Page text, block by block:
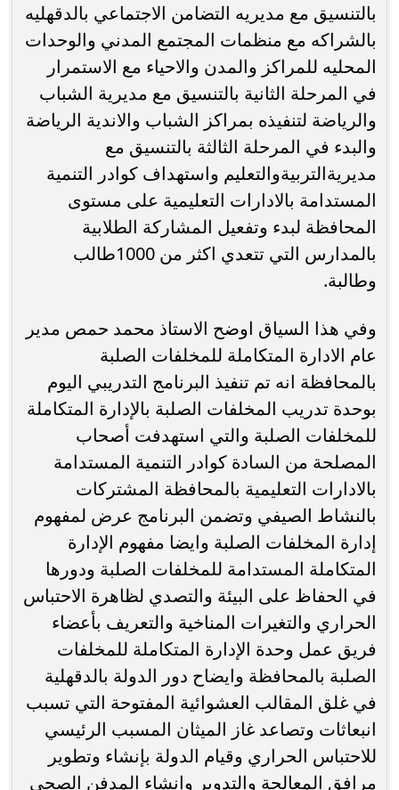
بالتنسيق مع مديريه التضامن الاجتماعي بالدقهليه
بالشراكه مع منظمات المجتمع المدني والوحدات
المحليه للمراكز والمدن والاحياء مع الاستمرار
في المرحلة الثانية بالتنسيق مع مديرية الشباب
والرياضة لتنفيذه بمراكز الشباب والاندية الرياضة
والبدء في المرحلة الثالثة بالتنسيق مع
مديريةالتربيةوالتعليم واستهداف كوادر التنمية
المستدامة بالادارات التعليمية على مستوى
المحافظة لبدء وتفعيل المشاركة الطلابية
بالمدارس التي تتعدي اكثر من 1000طالب
وطالبة.
وفي هذا السياق اوضح الاستاذ محمد حمص مدير
عام الادارة المتكاملة للمخلفات الصلبة
بالمحافظة انه تم تنفيذ البرنامج التدريبي اليوم
بوحدة تدريب المخلفات الصلبة بالإدارة المتكاملة
للمخلفات الصلبة والتي استهدفت أصحاب
المصلحة من السادة كوادر التنمية المستدامة
بالادارات التعليمية بالمحافظة المشتركات
بالنشاط الصيفي وتضمن البرنامج عرض لمفهوم
إدارة المخلفات الصلبة وايضا مفهوم الإدارة
المتكاملة المستدامة للمخلفات الصلبة ودورها
في الحفاظ على البيئة والتصدي لظاهرة الاحتباس
الحراري والتغيرات المناخية والتعريف بأعضاء
فريق عمل وحدة الإدارة المتكاملة للمخلفات
الصلبة بالمحافظة وايضاح دور الدولة بالدقهلية
في غلق المقالب العشوائية المفتوحة التي تسبب
انبعاثات وتصاعد غاز الميثان المسبب الرئيسي
للاحتباس الحراري وقيام الدولة بإنشاء وتطوير
مرافق المعالجة والتدوير وإنشاء المدفن الصحي